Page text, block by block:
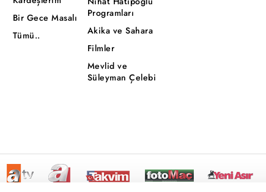
Bir Gece Masalı
Tümü..
Programları
Akika ve Sahara
Filmler
Mevlid ve
Süleyman Çelebi